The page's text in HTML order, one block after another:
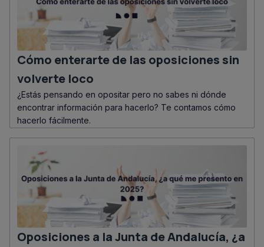
Cómo enterarte de las oposiciones sin
volverte loco
¿Estás pensando en opositar pero no sabes ni dónde
encontrar información para hacerlo? Te contamos cómo
hacerlo fácilmente.
Oposiciones a la Junta de Andalucía, ¿a